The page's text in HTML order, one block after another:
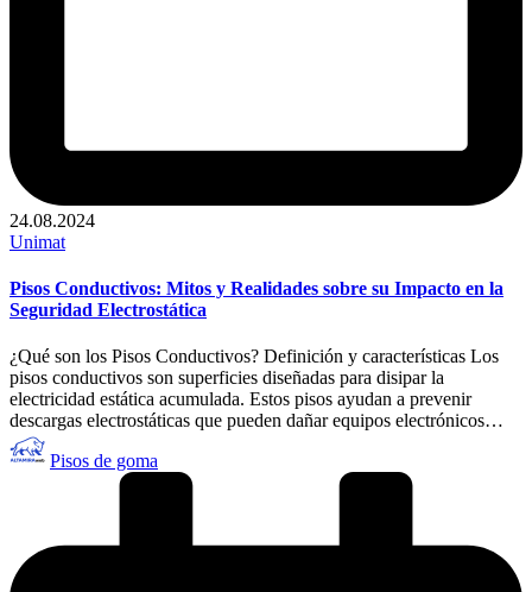
24.08.2024
Publicado
Unimat
Pisos Conductivos: Mitos y Realidades sobre su Impacto en la
Seguridad Electrostática
¿Qué son los Pisos Conductivos? Definición y características Los
pisos conductivos son superficies diseñadas para disipar la
electricidad estática acumulada. Estos pisos ayudan a prevenir
descargas electrostáticas que pueden dañar equipos electrónicos…
Publicado
por
Pisos de goma